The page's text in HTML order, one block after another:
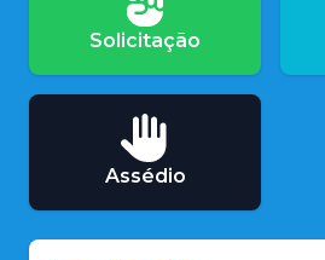
Solicitação
Assédio